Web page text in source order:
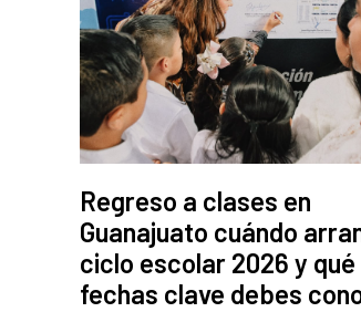
Regreso a clases en
Guanajuato cuándo
ciclo escolar 2026 y qué
fechas clave debes